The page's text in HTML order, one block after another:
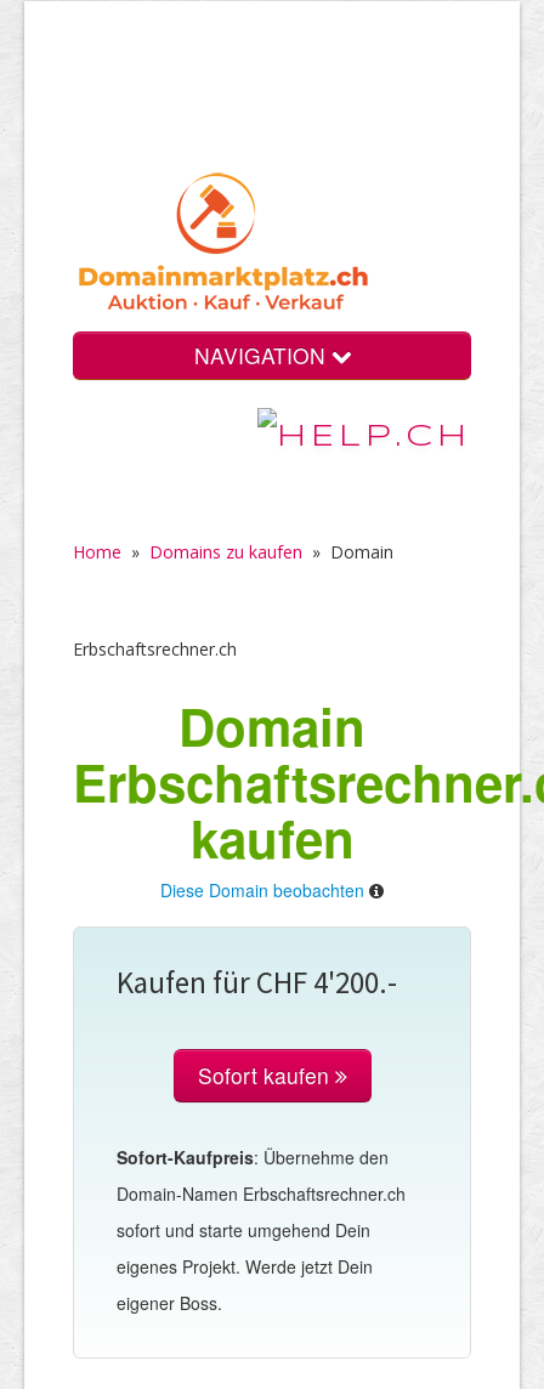
NAVIGATION
Home » Domains zu kaufen » Domain
Erbschaftsrechner.ch
Domain
kaufen
Diese Domain beobachten
Kaufen für CHF 4'200.-
Sofort kaufen
Sofort-Kaufpreis: Übernehme den
Domain-Namen Erbschaftsrechner.ch
sofort und starte umgehend Dein
eigenes Projekt. Werde jetzt Dein
eigener Boss.